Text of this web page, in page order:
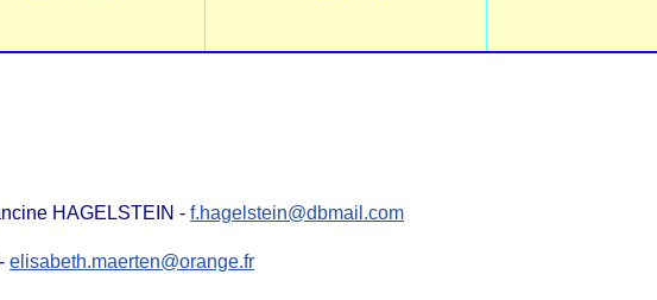
HAGELSTEIN - f.hagelstein@dbmail.com
elisabeth.maerten@orange.fr